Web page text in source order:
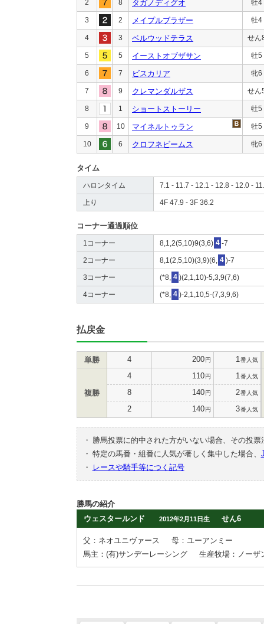
2 8 タガノディグオ 牡4
3 2 メイプルブラザー 牡4
4 3 ベルウッドテラス せん
5 5 イーストオブザサン 牡5
6 7 ビスカリア 牝6
7 9 クレマンダルザス せん
8 1 ショートストーリー 牡5
9 10 マイネルトゥラン 牡5
10 6 クロフネビームス 牝6
タイム
ハロンタイム 7.1 - 11.7 - 12.1 - 12.8 - 12.0 -
上り 4F 47.9 - 3F 36.2
コーナー通過順位
1コーナー 8,1,2(5,10)9(3,6) 4 -7
2コーナー 8,1(2,5,10)(3,9)(6, 4 )-7
3コーナー (*8, 4 )(2,1,10)-5,3,9(7,6)
4コーナー (*8, 4 )-2,1,10,5-(7,3,9,6)
払戻金
単勝 4 200円 1 番人気
複勝
4 110円 1 番人気
8 140円 2番人気
2 140円 3番人気
・
勝馬投票に的中された方がいない場合、その投
・ 特定の馬番・組番に人気が著しく集中した場合、
・
レースや騎手等につく記号
勝馬の紹介
ウェスタールンド
2012年2月11日生 せん6
父：ネオユニヴァース
母：ユーアンミー
馬主：(有)サンデーレーシング
生産牧場：ノーザ